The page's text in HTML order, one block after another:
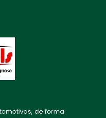
de forma